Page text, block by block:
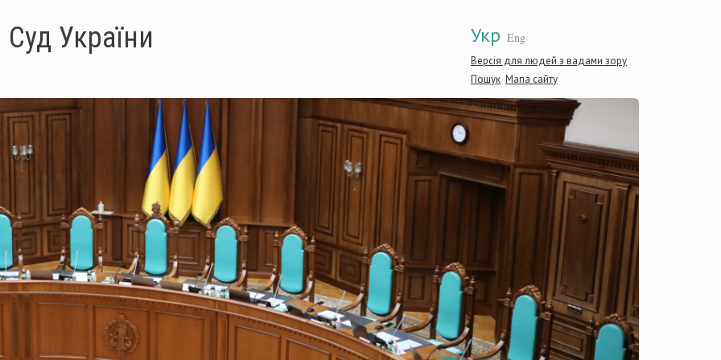
Укр Eng
Версія для людей з вадами зору
Пошук Мапа сайту
України
України